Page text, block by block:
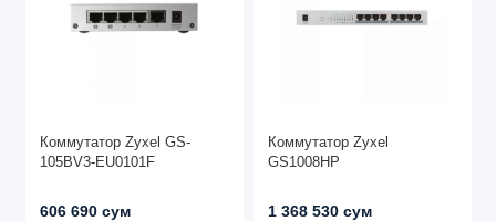
Коммутатор Zyxel GS-
105BV3-EU0101F
606 690 сум
Коммутатор Zyxel
GS1008HP
1 368 530 сум